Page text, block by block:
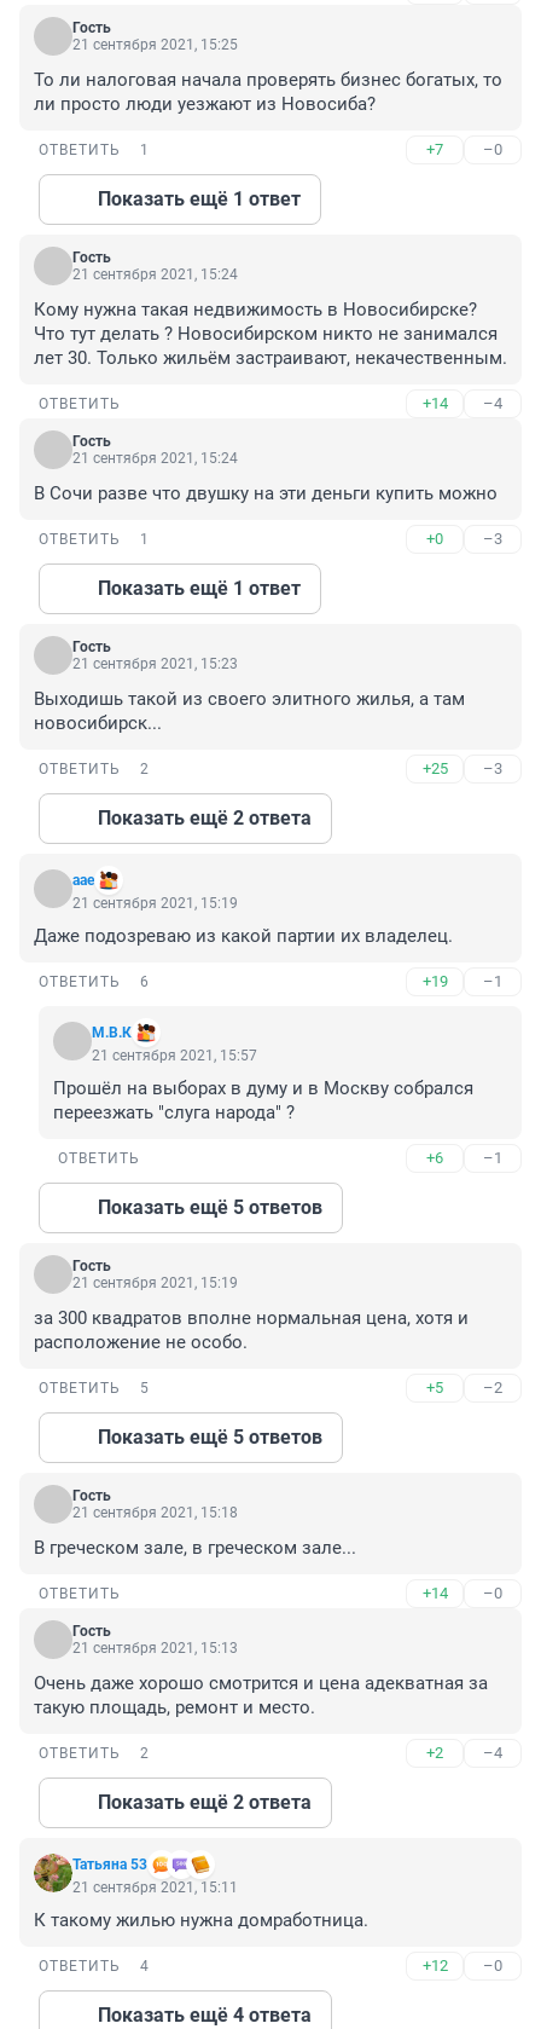
Гость
21 сентября 2021, 15:25
То ли налоговая начала проверять бизнес богатых, то
ли просто люди уезжают из Новосиба?
ОТВЕТИТЬ 1 +7 –0
Показать ещё 1 ответ
Гость
21 сентября 2021, 15:24
Кому нужна такая недвижимость в Новосибирске?
Что тут делать ? Новосибирском никто не занимался
лет 30. Только жильём застраивают, некачественным.
ОТВЕТИТЬ +14 –4
Гость
21 сентября 2021, 15:24
В Сочи разве что двушку на эти деньги купить можно
ОТВЕТИТЬ 1 +0 –3
Показать ещё 1 ответ
Гость
21 сентября 2021, 15:23
Выходишь такой из своего элитного жилья, а там
новосибирск...
ОТВЕТИТЬ 2 +25 –3
Показать ещё 2 ответа
аае
21 сентября 2021, 15:19
Даже подозреваю из какой партии их владелец.
ОТВЕТИТЬ 6 +19 –1
М.В.К
21 сентября 2021, 15:57
Прошёл на выборах в думу и в Москву собрался
переезжать "слуга народа" ?
ОТВЕТИТЬ +6 –1
Показать ещё 5 ответов
Гость
21 сентября 2021, 15:19
за 300 квадратов вполне нормальная цена, хотя и
расположение не особо.
ОТВЕТИТЬ 5 +5 –2
Показать ещё 5 ответов
Гость
21 сентября 2021, 15:18
В греческом зале, в греческом зале...
ОТВЕТИТЬ +14 –0
Гость
21 сентября 2021, 15:13
Очень даже хорошо смотрится и цена адекватная за
такую площадь, ремонт и место.
ОТВЕТИТЬ 2 +2 –4
Показать ещё 2 ответа
Татьяна 53
21 сентября 2021, 15:11
К такому жилью нужна домработница.
ОТВЕТИТЬ 4 +12 –0
Показать ещё 4 ответа